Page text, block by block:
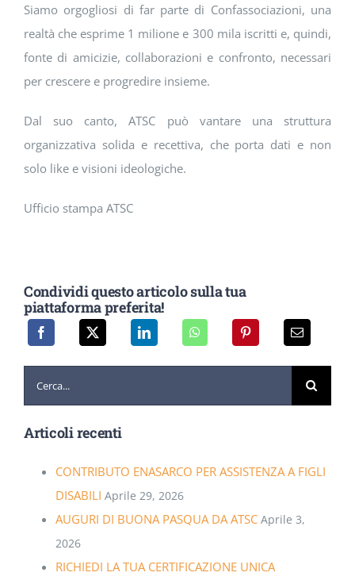
Siamo orgogliosi di far parte di Confassociazioni, una
realtà che esprime 1 milione e 300 mila iscritti e, quindi,
fonte di amicizie, collaborazioni e confronto, necessari
per crescere e progredire insieme.
Dal suo canto, ATSC può vantare una struttura
organizzativa solida e recettiva, che porta dati e non
solo like e visioni ideologiche.
Ufficio stampa ATSC
Condividi questo articolo sulla tua
piattaforma preferita!
Articoli recenti
CONTRIBUTO ENASARCO PER ASSISTENZA A FIGLI
DISABILI Aprile 29, 2026
AUGURI DI BUONA PASQUA DA ATSC Aprile 3,
2026
RICHIEDI LA TUA CERTIFICAZIONE UNICA